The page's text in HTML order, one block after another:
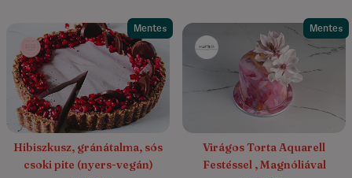
Mentes
4.4/5 (7)
Hibiszkusz, gránátalma, sós
csoki pite (nyers-vegán)
Mentes
5.0/5 (1)
Virágos Torta Aquarell
Festéssel , Magnóliával